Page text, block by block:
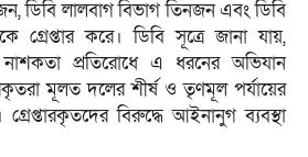
ডিবি লালবাগ বিভাগ তিনজন এবং ডিবি
করে। ডিবি সূত্রে জানা যায়,
প্রতিরোধে এ ধরনের অভিযান
মূলত দলের শীর্ষ ও তৃণমূল পর্যায়ের
বিরুদ্ধে আইনানুগ ব্যবস্থা